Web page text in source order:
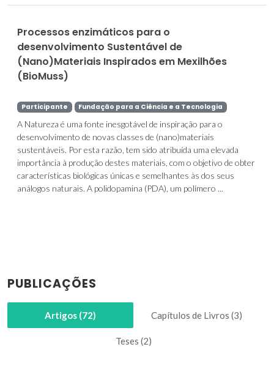
Processos enzimáticos para o
desenvolvimento Sustentável de
(Nano)Materiais Inspirados em Mexilhões
(BioMuss)
Participante Fundação para a Ciência e a Tecnologia
A Natureza é uma fonte inesgotável de inspiração para o
desenvolvimento de novas classes de (nano)materiais
sustentáveis. Por esta razão, tem sido atribuída uma elevada
importância à produção destes materiais, com o objetivo de obter
características biológicas únicas e semelhantes às dos seus
análogos naturais. A polidopamina (PDA), um polímero ...
PUBLICAÇÕES
Artigos (72) Capítulos de Livros (3)
Teses (2)